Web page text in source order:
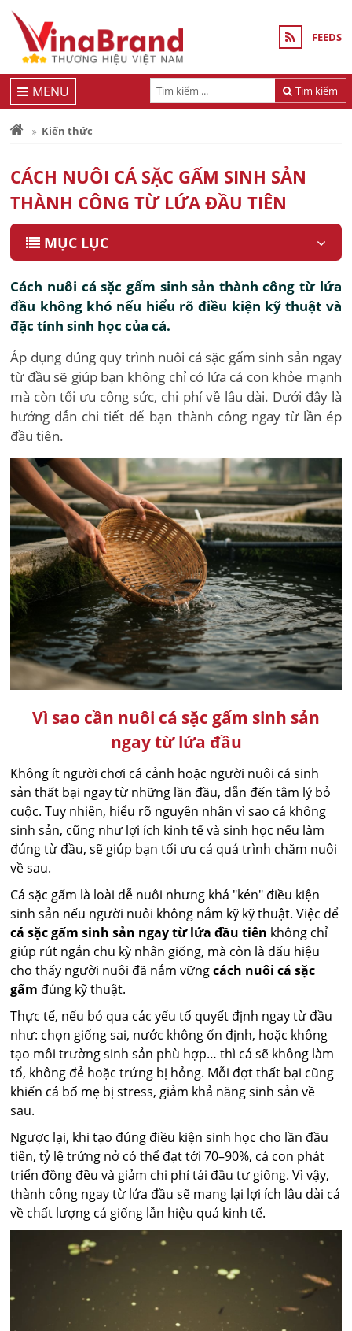
FEEDS
Tìm kiếm
MENU
Kiến thức
CÁCH NUÔI CÁ SẶC GẤM SINH SẢN
THÀNH CÔNG TỪ LỨA ĐẦU TIÊN
MỤC LỤC
Cách nuôi cá sặc gấm sinh sản thành công từ lứa
đầu không khó nếu hiểu rõ điều kiện kỹ thuật và
đặc tính sinh học của cá.
Áp dụng đúng quy trình nuôi cá sặc gấm sinh sản ngay
từ đầu sẽ giúp bạn không chỉ có lứa cá con khỏe mạnh
mà còn tối ưu công sức, chi phí về lâu dài. Dưới đây là
hướng dẫn chi tiết để bạn thành công ngay từ lần ép
đầu tiên.
Vì sao cần nuôi cá sặc gấm sinh sản
ngay từ lứa đầu
Không ít người chơi cá cảnh hoặc người nuôi cá sinh
sản thất bại ngay từ những lần đầu, dẫn đến tâm lý bỏ
cuộc. Tuy nhiên, hiểu rõ nguyên nhân vì sao cá không
sinh sản, cũng như lợi ích kinh tế và sinh học nếu làm
đúng từ đầu, sẽ giúp bạn tối ưu cả quá trình chăm nuôi
về sau.
Cá sặc gấm là loài dễ nuôi nhưng khá "kén" điều kiện
sinh sản nếu người nuôi không nắm kỹ kỹ thuật. Việc để
cá sặc gấm sinh sản ngay từ lứa đầu tiên không chỉ
giúp rút ngắn chu kỳ nhân giống, mà còn là dấu hiệu
cho thấy người nuôi đã nắm vữngcách nuôi cá sặc
gấm đúng kỹ thuật.
Thực tế, nếu bỏ qua các yếu tố quyết định ngay từ đầu
như: chọn giống sai, nước không ổn định, hoặc không
tạo môi trường sinh sản phù hợp… thì cá sẽ không làm
tổ, không đẻ hoặc trứng bị hỏng. Mỗi đợt thất bại cũng
khiến cá bố mẹ bị stress, giảm khả năng sinh sản về
sau.
Ngược lại, khi tạo đúng điều kiện sinh học cho lần đầu
tiên, tỷ lệ trứng nở có thể đạt tới 70–90%, cá con phát
triển đồng đều và giảm chi phí tái đầu tư giống. Vì vậy,
thành công ngay từ lứa đầu sẽ mang lại lợi ích lâu dài cả
về chất lượng cá giống lẫn hiệu quả kinh tế.